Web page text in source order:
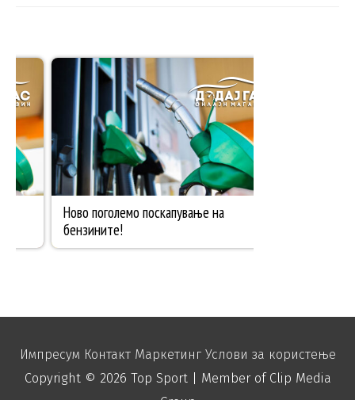
Импресум Контакт Маркетинг Услови за користење
Copyright © 2026 Top Sport| Member of Clip Media